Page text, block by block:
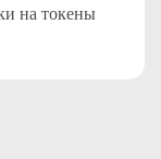
на токены